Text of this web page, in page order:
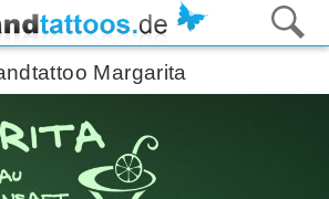
Margarita